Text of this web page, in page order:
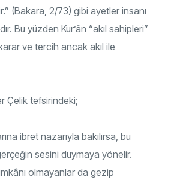
(Bakara, 2/73) gibi ayetler insanı
Bu yüzden Kur’ân “akıl sahipleri”
ve tercih ancak akıl ile
Çelik tefsirindeki;
ibret nazarıyla bakılırsa, bu
sesini duymaya yönelir.
olmayanlar da gezip